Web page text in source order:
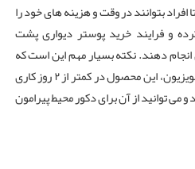
بتوانند در وقت و هزینه های خود را
و فرایند خرید پوستر دیواری پشت
انجام دهند. نکته بسیار مهم این است که
پس از خرید پوستر دیواری پشت تلویزیون، این محصول در کمتر از ۲ روز کاری
توانید از آن برای دکور محیط پیرامون